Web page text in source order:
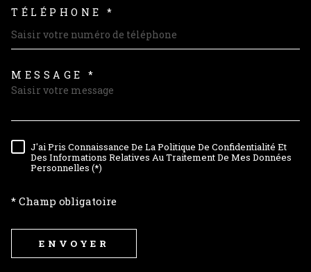
TÉLÉPHONE *
MESSAGE *
RÈGLEMENTATION
J'ai Pris Connaissance De La Politique De Confidentialité Et
Des Informations Relatives Au Traitement De Mes Données
Personnelles (*)
* Champ obligatoire
ENVOYER